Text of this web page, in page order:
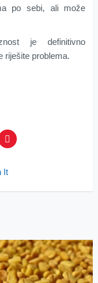
po sebi, ali može
je definitivno
riješite problema.
It